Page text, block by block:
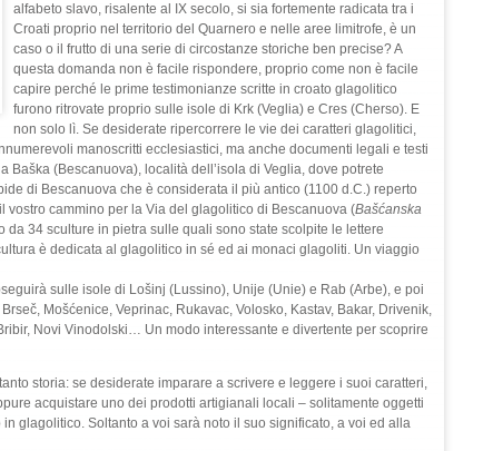
alfabeto slavo, risalente al IX secolo, si sia fortemente radicata tra i
Croati proprio nel territorio del Quarnero e nelle aree limitrofe, è un
caso o il frutto di una serie di circostanze storiche ben precise? A
questa domanda non è facile rispondere, proprio come non è facile
capire perché le prime testimonianze scritte in croato glagolitico
furono ritrovate proprio sulle isole di Krk (Veglia) e Cres (Cherso). E
non solo lì. Se desiderate ripercorrere le vie dei caratteri glagolitici,
manoscritti ecclesiastici, ma anche documenti legali e testi
Baška (Bescanuova), località dell’isola di Veglia, dove potrete
di Bescanuova che è considerata il più antico (1100 d.C.) reperto
vostro cammino per la Via del glagolitico di Bescanuova (Bašćanska
da 34 sculture in pietra sulle quali sono state scolpite le lettere
è dedicata al glagolitico in sé ed ai monaci glagoliti. Un viaggio
sulle isole di Lošinj (Lussino), Unije (Unie) e Rab (Arbe), e poi
Mošćenice, Veprinac, Rukavac, Volosko, Kastav, Bakar, Drivenik,
Novi Vinodolski… Un modo interessante e divertente per scoprire
storia: se desiderate imparare a scrivere e leggere i suoi caratteri,
acquistare uno dei prodotti artigianali locali – solitamente oggetti
glagolitico. Soltanto a voi sarà noto il suo significato, a voi ed alla